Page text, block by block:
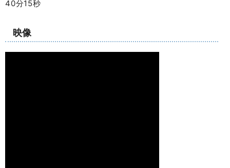
40分15秒
映像